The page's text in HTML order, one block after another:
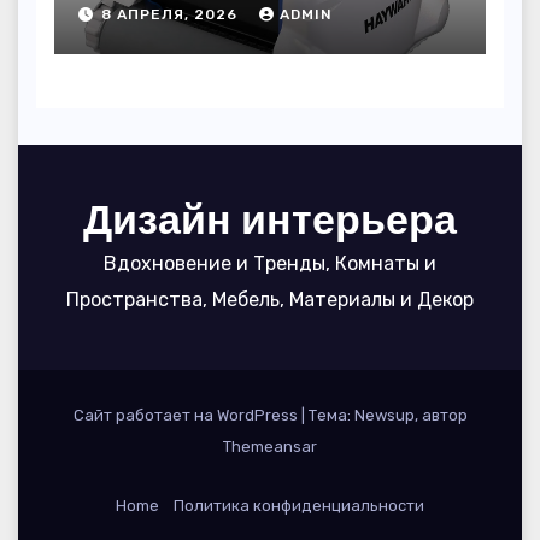
вода блестела, а
устройство служило 7
8 АПРЕЛЯ, 2026 ADMIN
Дизайн интерьера
Вдохновение и Тренды, Комнаты и
Пространства, Мебель, Материалы и Декор
Сайт работает на WordPress
Тема: Newsup, автор
Themeansar
Home Политика конфиденциальности